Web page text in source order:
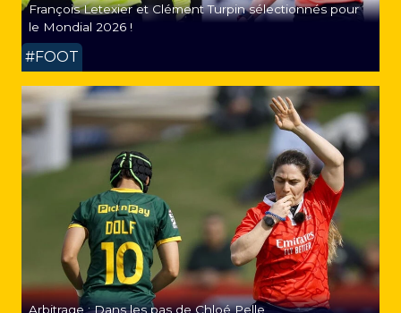
François Letexier et Clément Turpin sélectionnés pour
le Mondial 2026 !
#FOOT
Arbitrage : Dans les pas de Chloé Pelle